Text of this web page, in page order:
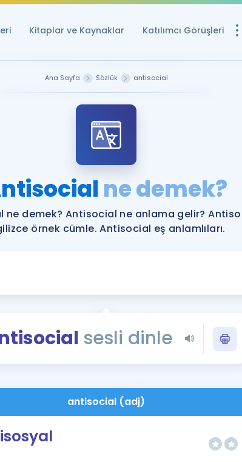
Kitaplar ve Kaynaklar Katılımcı Görüşleri
YDS ve YÖKDİL
YDS ve YÖKDİL'e
Tüm ÖSYM
YDS - YÖKDİL
İngilizce Gramer
Ana Sayfa Sözlük antisocial
ne demek?
ne demek? Antisocial ne anlama gelir?
örnek cümle. Antisocial eş anlamlıları.
sesli dinle
antisocial (adj)